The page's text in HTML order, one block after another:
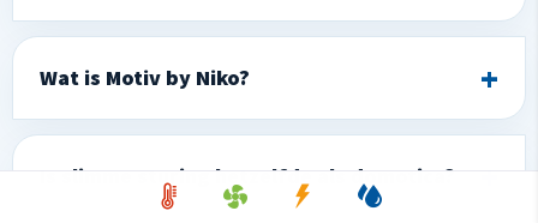
Wat is Motiv by Niko?
Is slimme sturing hetzelfde als domotica?